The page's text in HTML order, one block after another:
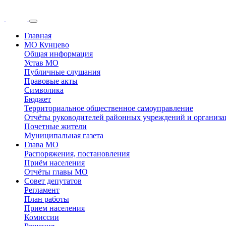
Главная
МО Кунцево
Общая информация
Устав МО
Публичные слушания
Правовые акты
Символика
Бюджет
Территориальное общественное самоуправление
Отчёты руководителей районных учреждений и
Почетные жители
Муниципальная газета
Глава МО
Распоряжения, постановления
Приём населения
Отчёты главы МО
Совет депутатов
Регламент
План работы
Прием населения
Комиссии